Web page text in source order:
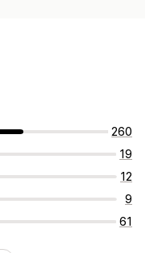
260
19
12
9
61